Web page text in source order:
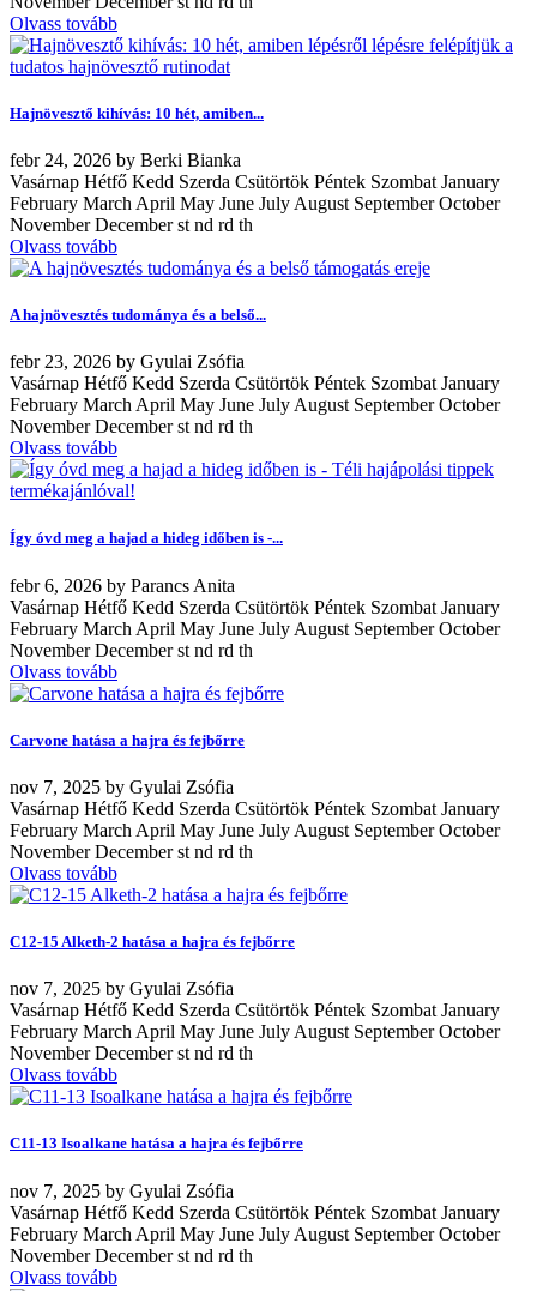
Olvass tovább
Hajnövesztő kihívás: 10 hét, amiben...
febr 24, 2026 by Berki Bianka
Vasárnap Hétfő Kedd Szerda Csütörtök Péntek Szombat January
February March April May June July August September October
November December st nd rd th
Olvass tovább
A hajnövesztés tudománya és a belső...
febr 23, 2026 by Gyulai Zsófia
Vasárnap Hétfő Kedd Szerda Csütörtök Péntek Szombat January
February March April May June July August September October
November December st nd rd th
Olvass tovább
Így óvd meg a hajad a hideg időben is -...
febr6, 2026 by Parancs Anita
Vasárnap Hétfő Kedd Szerda Csütörtök Péntek Szombat January
February March April May June July August September October
November December st nd rd th
Olvass tovább
Carvone hatása a hajra és fejbőrre
nov 7, 2025 by Gyulai Zsófia
Vasárnap Hétfő Kedd Szerda Csütörtök Péntek Szombat January
February March April May June July August September October
November December st nd rd th
Olvass tovább
C12-15 Alketh-2 hatása a hajra és fejbőrre
nov 7, 2025 by Gyulai Zsófia
Vasárnap Hétfő Kedd Szerda Csütörtök Péntek Szombat January
February March April May June July August September October
November December st nd rd th
Olvass tovább
C11-13 Isoalkane hatása a hajra és fejbőrre
nov 7, 2025 by Gyulai Zsófia
Vasárnap Hétfő Kedd Szerda Csütörtök Péntek Szombat January
February March April May June July August September October
November December st nd rd th
Olvass tovább